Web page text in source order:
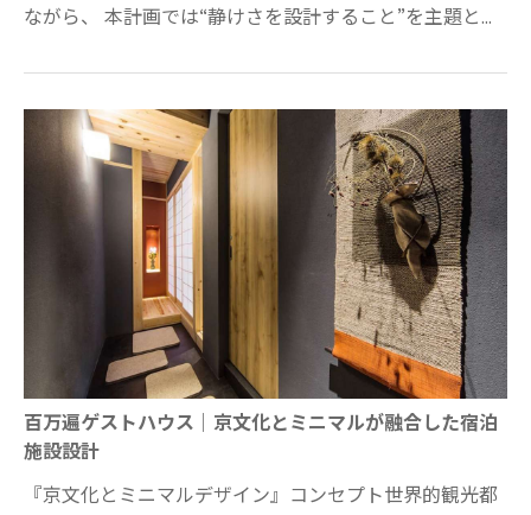
ながら、 本計画では“静けさを設計すること”を主題とし
百万遍ゲストハウス｜京文化とミニマルが融合した宿泊
施設設計
『京文化とミニマルデザイン』コンセプト世界的観光都